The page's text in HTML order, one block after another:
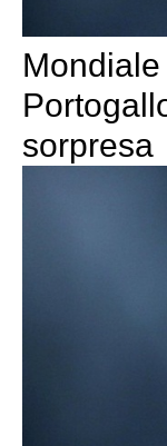
sorpresa